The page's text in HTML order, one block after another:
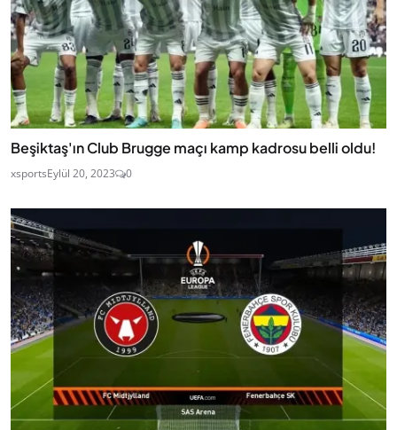
Beşiktaş'ın Club Brugge maçı kamp kadrosu belli oldu!
xsportsEylül 20, 2023 0